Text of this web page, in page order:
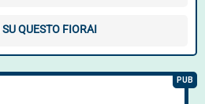
QUESTO FIORAI